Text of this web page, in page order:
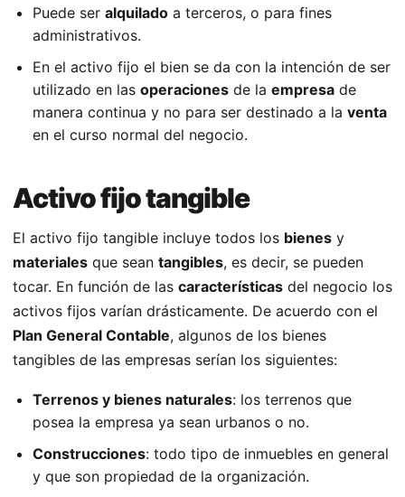
Puede ser alquilado a terceros, o para fines
administrativos.
En el activo fijo el bien se da con la intención de ser
utilizado en las operaciones de la empresa de
manera continua y no para ser destinado a la venta
en el curso normal del negocio.
Activo fijo tangible
El activo fijo tangible incluye todos los bienes y
materiales que sean tangibles, es decir, se pueden
tocar. En función de las características del negocio los
activos fijos varían drásticamente. De acuerdo con el
Plan General Contable, algunos de los bienes
tangibles de las empresas serían los siguientes:
Terrenos y bienes naturales: los terrenos que
posea la empresa ya sean urbanos o no.
Construcciones: todo tipo de inmuebles en general
y que son propiedad de la organización.